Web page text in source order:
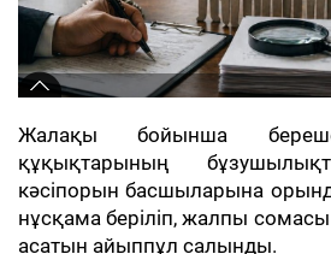
Жалақы бойынша
құқықтарының
кәсіпорын басшыларына
нұсқама беріліп, жалпы
асатын айыппұл салынды.